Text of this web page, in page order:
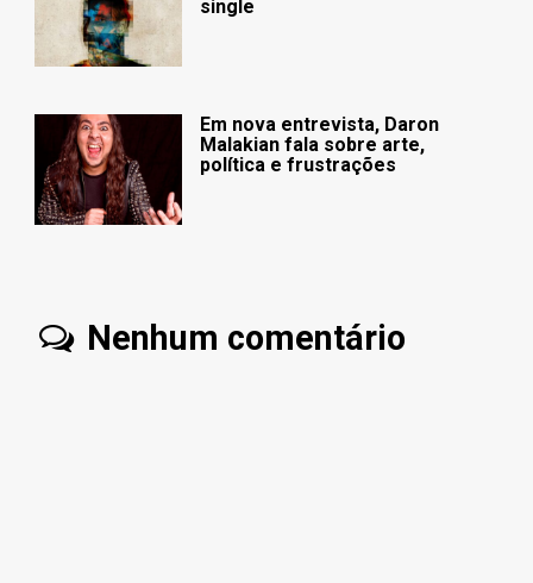
single
Em nova entrevista, Daron
Malakian fala sobre arte,
política e frustrações
Nenhum comentário